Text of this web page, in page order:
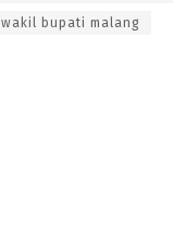
wakil bupati malang